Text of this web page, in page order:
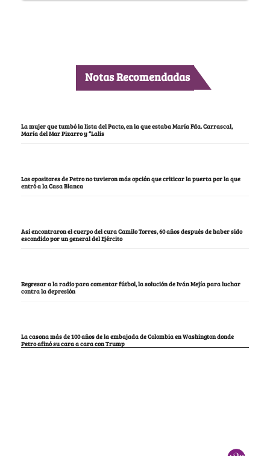
Notas Recomendadas
La mujer que tumbó la lista del Pacto, en la que estaba María Fda. Carrascal,
María del Mar Pizarro y “Lalis
Los opositores de Petro no tuvieron más opción que criticar la puerta por la que
entró a la Casa Blanca
Así encontraron el cuerpo del cura Camilo Torres, 60 años después de haber sido
escondido por un general del Ejército
Regresar a la radio para comentar fútbol, la solución de Iván Mejía para luchar
contra la depresión
La casona más de 100 años de la embajada de Colombia en Washington donde
Petro afinó su cara a cara con Trump